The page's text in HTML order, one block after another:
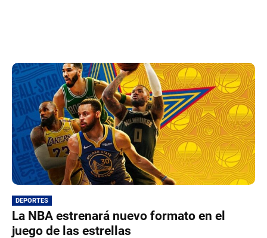
DEPORTES
La NBA estrenará nuevo formato en el
juego de las estrellas